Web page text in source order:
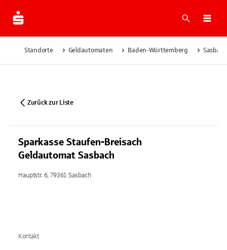
Suche
Standorte Geldautomaten Baden-Württemberg Sasbach
Zurück zur Liste
Sparkasse Staufen-Breisach
Geldautomat Sasbach
Hauptstr. 6, 79361 Sasbach
Kontakt